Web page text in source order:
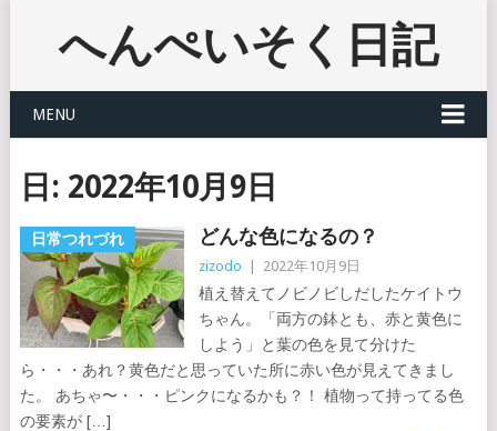
へんぺいそく日記
MENU
日: 2022年10月9日
日常つれづれ どんな色になるの？
zizodo 2022年10月9日
植え替えてノビノビしだしたケイトウ
ちゃん。「両方の鉢とも、赤と黄色に
しよう」と葉の色を見て分けた
ら・・・あれ？黄色だと思っていた所に赤い色が見えてきまし
た。 あちゃ〜・・・ピンクになるかも？！ 植物って持ってる色
の要素が […]